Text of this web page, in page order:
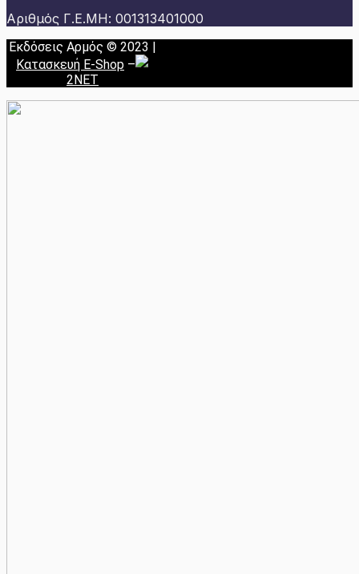
Αριθμός Γ.Ε.ΜΗ: 001313401000
Εκδόσεις Αρμός © 2023 |
Κατασκευή E-Shop –
2NET